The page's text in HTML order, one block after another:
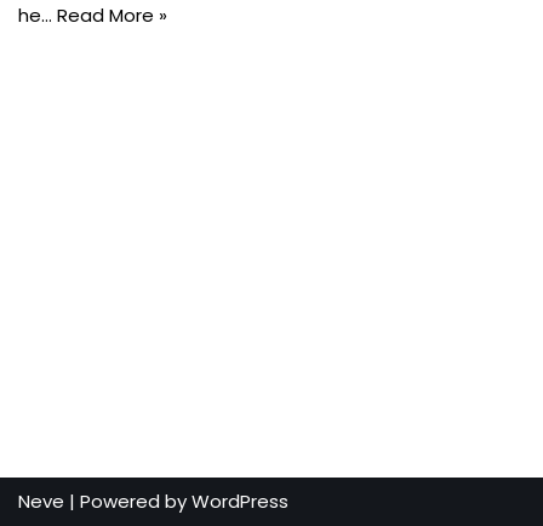
he… Read More »
Neve | Powered byWordPress